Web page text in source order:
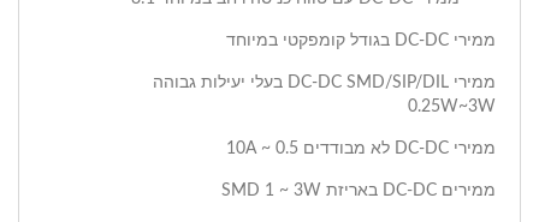
ממירי DC-DC בגודל קומפקטי במיוחד
ממירי DC-DC SMD/SIP/DIL בעלי יעילות גבוהה
0.25W~3W
ממירי DC-DC לא מבודדים 0.5 ~ 10A
ממירים DC-DC באריזת SMD 1 ~ 3W